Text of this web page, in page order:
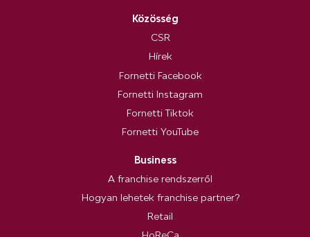
Közösség
CSR
Hírek
Fornetti Facebook
Fornetti Instagram
Fornetti Tiktok
Fornetti YouTube
Business
A franchise rendszerről
Hogyan lehetek franchise partner?
Retail